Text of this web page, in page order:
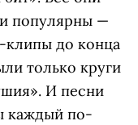
популярны —
клипы до конца
только круги
И песни
каждый по-